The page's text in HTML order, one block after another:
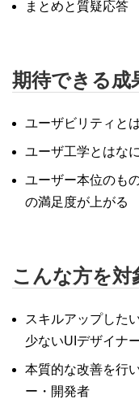
まとめと質疑応答
期待できる成
ユーザビリティと
ユーザ工学とはな
ユーザー本位のも
の満足度が上がる
こんな方を
スキルアップした
少ないUIデザイナ
本質的な改善を行
ー・開発者